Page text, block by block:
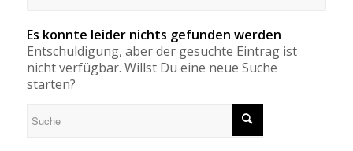
Es konnte leider nichts gefunden werden
Entschuldigung, aber der gesuchte Eintrag ist
nicht verfügbar. Willst Du eine neue Suche
starten?